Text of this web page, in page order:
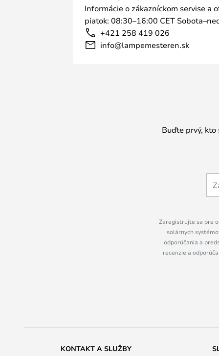
Informácie o zákazníckom servise a
piatok: 08:30–16:00 CET
+421 258 419 026
info@lampemesteren.sk
Buďte prvý,
Zaregistrujte sa pre
solárnych
odporúčania a
recenzie a
KONTAKT A SLUŽBY